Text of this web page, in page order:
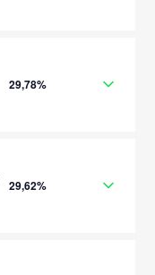
29,78%
29,62%